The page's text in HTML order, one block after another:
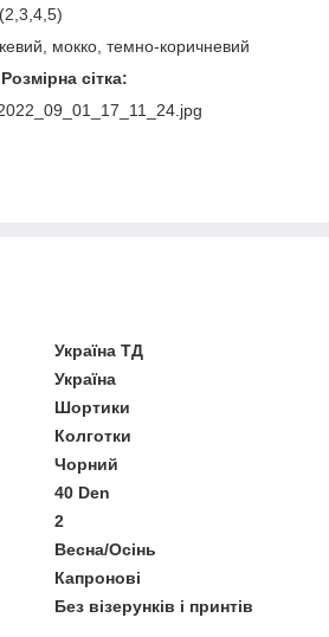
мокко, темно-коричневий
Розмірна сітка:
Україна ТД
Україна
Шортики
Колготки
Чорний
40 Den
2
Весна/Осінь
Капронові
Без візерунків і принтів